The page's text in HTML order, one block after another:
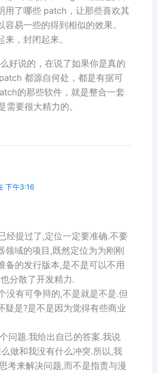
用了哪些 patch，让那些喜欢其
易一些的得到相似的效果。
，封闭起来。
好说的，在说了如果你是真的
都源自何处，都是有据可
的那些软件，就是整合一套
要很大精力的。
下午3:16
经提过了,定位一定要准确.不要
领域的项目,既然定位为为刚刚
备的发行版本,是不是可以不用
分散了开发精力.
没有可争辩的,不是就是不是.但
疑是?是不是因为觉得有些商业
问题.我给出自己的答案.我说
做和我没有什么冲突.所以,我
考来解决问题,而不是指责与漫